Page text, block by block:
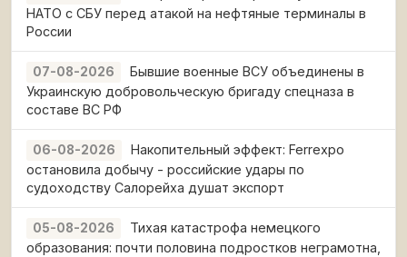
НАТО с СБУ перед атакой на нефтяные терминалы в
России
07-08-2026
Бывшие военные ВСУ объединены в
Украинскую добровольческую бригаду спецназа в
составе ВС РФ
06-08-2026
Накопительный эффект: Ferrexpo
остановила добычу - российские удары по
судоходству Салорейха душат экспорт
05-08-2026
Тихая катастрофа немецкого
образования: почти половина подростков неграмотна,